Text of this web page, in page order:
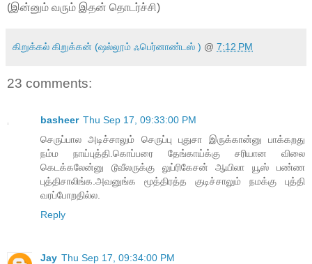
(இன்னும் வரும் இதன் தொடர்ச்சி)
கிறுக்கல் கிறுக்கன் (ஷல்லூம் ஃபெர்னாண்டஸ் ) @ 7:12 PM
23 comments:
basheer Thu Sep 17, 09:33:00 PM
செருப்பால அடிச்சாலும் செருப்பு புதுசா இருக்கான்னு பாக்கறது
நம்ம நாய்புத்தி.கொப்பரை தேங்காய்க்கு சரியான விலை
கெடக்கலேன்னு டூவீலருக்கு லுப்ரிகேசன் ஆயிலா யூஸ் பண்ண
புத்திசாலிங்க.அவனுங்க மூத்திரத்த குடிச்சாலும் நமக்கு புத்தி
வரப்போறதில்ல.
Reply
Jay Thu Sep 17, 09:34:00 PM